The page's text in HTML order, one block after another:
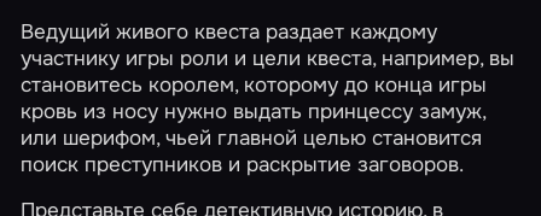
Ведущий живого квеста раздает каждому
участнику игры роли и цели квеста, например, вы
становитесь королем, которому до конца игры
кровь из носу нужно выдать принцессу замуж,
или шерифом, чьей главной целью становится
поиск преступников и раскрытие заговоров.
Представьте себе детективную историю, в